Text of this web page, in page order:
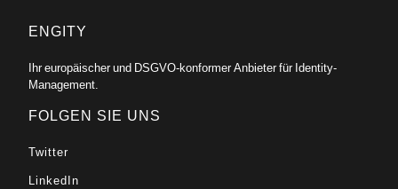
ENGITY
Ihr europäischer und DSGVO-konformer Anbieter für Identity-
Management.
FOLGEN SIE UNS
Twitter
LinkedIn